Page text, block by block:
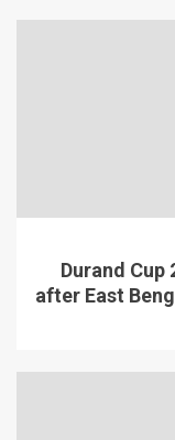
Durand
after East